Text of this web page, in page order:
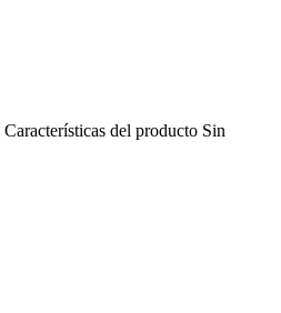
Características del producto Sin